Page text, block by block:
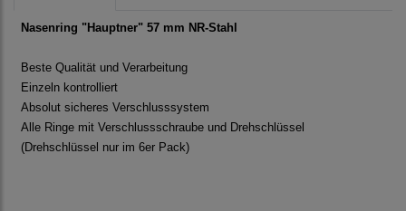
Nasenring "Hauptner" 57 mm NR-Stahl
Beste Qualität und Verarbeitung
Einzeln kontrolliert
Absolut sicheres Verschlusssystem
Alle Ringe mit Verschlussschraube und Drehschlüssel
(Drehschlüssel nur im 6er Pack)